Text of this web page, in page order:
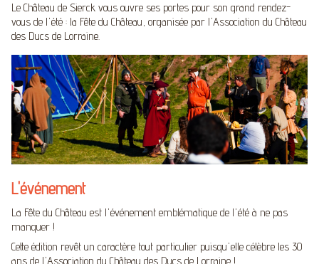
Le Château de Sierck vous ouvre ses portes pour son grand rendez-
vous de l'été : la Fête du Château, organisée par l'Association du Château
des Ducs de Lorraine.
L'événement
La Fête du Château est l'événement emblématique de l'été à ne pas
manquer !
Cette édition revêt un caractère tout particulier puisqu'elle célèbre les 30
ans de l'Association du Château des Ducs de Lorraine !